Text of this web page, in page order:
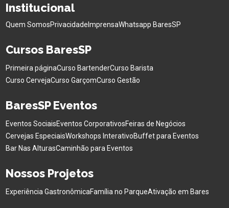
Institucional
Quem SomosPrivacidade ImprensaWhatsapp BaresSP
Cursos BaresSP
Primeira páginaCurso BartenderCurso Barista
Curso CervejaCurso GarçomCurso Gestão
BaresSP Eventos
Eventos SociaisEventos CorporativosFeiras de Negócios
Cervejas EspeciaisWorkshops InterativoBuffet para Eventos
Bar Nas AlturasCaminhão para Eventos
Nossos Projetos
Experiência GastronômicaFamília no ParqueAtivação em Bares